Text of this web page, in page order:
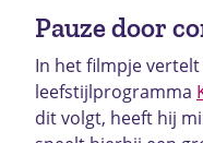
Pauze door
In het filmpje
leefstijlprogramma
dit volgt, heeft hij